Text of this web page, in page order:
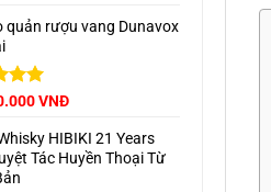
quản rượu vang Dunavox
VNĐ.
VNĐGiá
tại
là:
HIBIKI 21 Years
Tác Huyền Thoại Từ